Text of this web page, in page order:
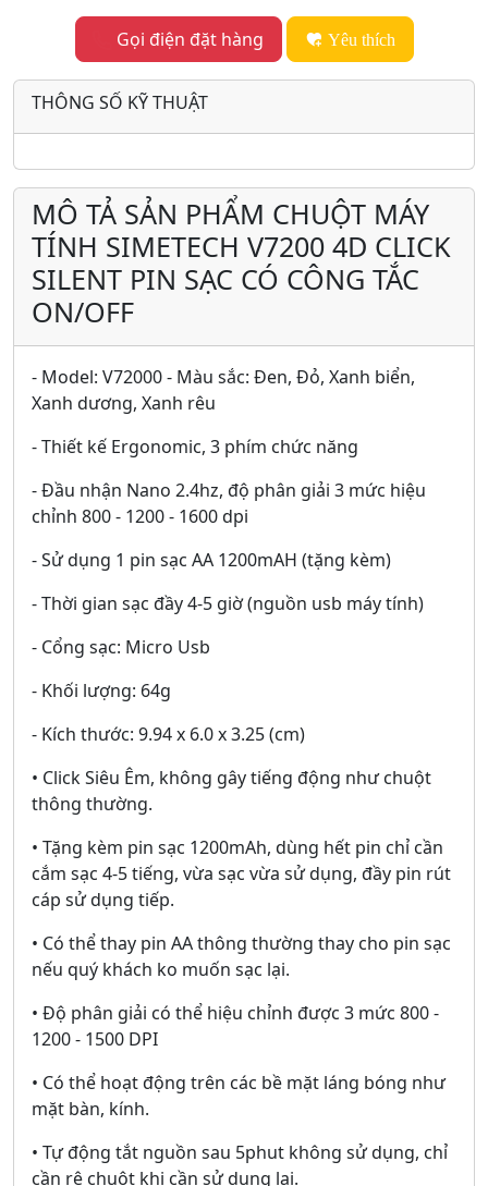
Gọi điện đặt hàng Yêu thích
THÔNG SỐ KỸ THUẬT
MÔ TẢ SẢN PHẨM CHUỘT MÁY
TÍNH SIMETECH V7200 4D CLICK
SILENT PIN SẠC CÓ CÔNG TẮC
ON/OFF
- Model: V72000 - Màu sắc: Đen, Đỏ, Xanh biển,
Xanh dương, Xanh rêu
- Thiết kế Ergonomic, 3 phím chức năng
- Đầu nhận Nano 2.4hz, độ phân giải 3 mức hiệu
chỉnh 800 - 1200 - 1600 dpi
- Sử dụng 1 pin sạc AA 1200mAH (tặng kèm)
- Thời gian sạc đầy 4-5 giờ (nguồn usb máy tính)
- Cổng sạc: Micro Usb
- Khối lượng: 64g
- Kích thước: 9.94 x 6.0 x 3.25 (cm)
• Click Siêu Êm, không gây tiếng động như chuột
thông thường.
• Tặng kèm pin sạc 1200mAh, dùng hết pin chỉ cần
cắm sạc 4-5 tiếng, vừa sạc vừa sử dụng, đầy pin rút
cáp sử dụng tiếp.
• Có thể thay pin AA thông thường thay cho pin sạc
nếu quý khách ko muốn sạc lại.
• Độ phân giải có thể hiệu chỉnh được 3 mức 800 -
1200 - 1500 DPI
• Có thể hoạt động trên các bề mặt láng bóng như
mặt bàn, kính.
• Tự động tắt nguồn sau 5phut không sử dụng, chỉ
cần rê chuột khi cần sử dụng lại.